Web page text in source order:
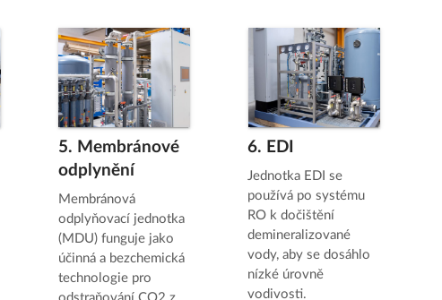
5. Membránové
odplynění
Membránová
odplyňovací jednotka
(MDU) funguje jako
účinná a bezchemická
technologie pro
6. EDI
Jednotka EDI se
používá po systému
RO k dočištění
demineralizované
vody, aby se dosáhlo
nízké úrovně
vodivosti.